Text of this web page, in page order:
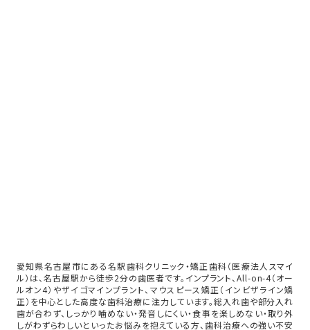
愛知県名古屋市にある名駅歯科クリニック・矯正歯科（医療法人スマイ
ル）は、名古屋駅から徒歩2分の歯医者です。インプラント、All-on-4（オー
ルオン4）やザイゴマインプラント、マウスピース矯正（インビザライン矯
正）を中心とした高度な歯科治療に注力しています。総入れ歯や部分入れ
歯が合わず、しっかり噛めない・発音しにくい・食事を楽しめない・取り外
しがわずらわしいといったお悩みを抱えている方、歯科治療への強い不安